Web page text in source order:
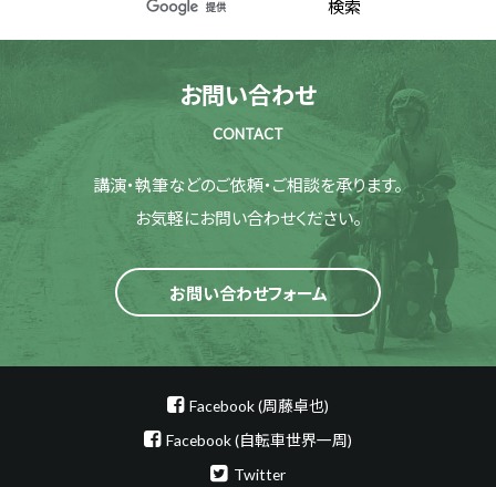
お問い合わせ
CONTACT
講演・執筆などのご依頼・ご相談を承ります。
お気軽にお問い合わせください。
お問い合わせフォーム
Facebook (周藤卓也)
Facebook (自転車世界一周)
Twitter